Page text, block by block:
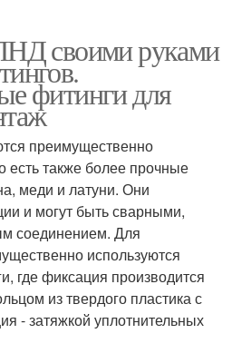
своими руками
фитинги для
преимущественно
есть также более прочные
меди и латуни. Они
и могут быть сварными,
соединением. Для
используются
где фиксация производится
из твердого пластика с
- затяжкой уплотнительных